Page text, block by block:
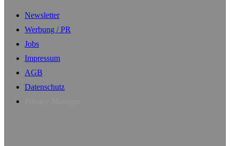
Newsletter
Werbung / PR
Jobs
Impressum
AGB
Datenschutz